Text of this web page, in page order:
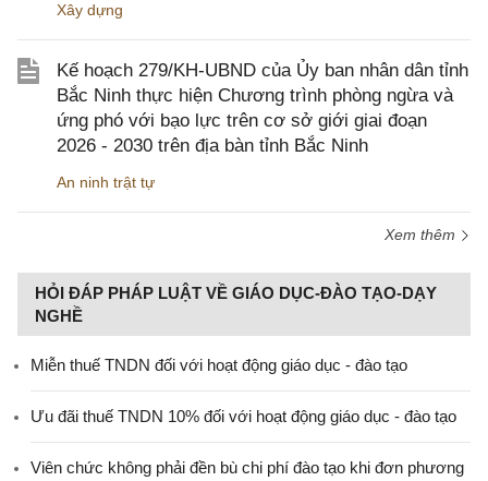
Xây dựng
Kế hoạch 279/KH-UBND của Ủy ban nhân dân tỉnh
Bắc Ninh thực hiện Chương trình phòng ngừa và
ứng phó với bạo lực trên cơ sở giới giai đoạn
2026 - 2030 trên địa bàn tỉnh Bắc Ninh
An ninh trật tự
Xem thêm
HỎI ĐÁP PHÁP LUẬT VỀ GIÁO DỤC-ĐÀO TẠO-DẠY
NGHỀ
Miễn thuế TNDN đối với hoạt động giáo dục - đào tạo
Ưu đãi thuế TNDN 10% đối với hoạt động giáo dục - đào tạo
Viên chức không phải đền bù chi phí đào tạo khi đơn phương